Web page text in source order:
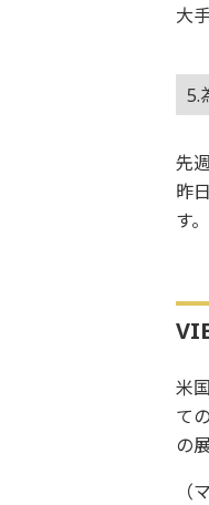
大
5.
先
昨
す。
米
て
の
（